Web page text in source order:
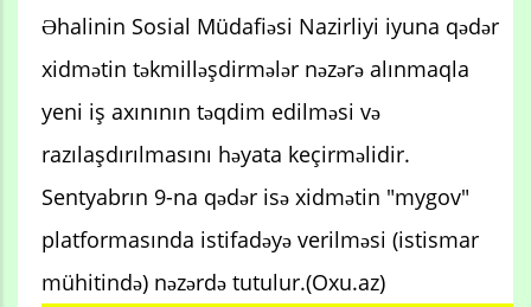
Əhalinin Sosial Müdafiəsi Nazirliyi iyuna qədər
xidmətin təkmilləşdirmələr nəzərə alınmaqla
yeni iş axınının təqdim edilməsi və
razılaşdırılmasını həyata keçirməlidir.
Sentyabrın 9-na qədər isə xidmətin "mygov"
platformasında istifadəyə verilməsi (istismar
mühitində) nəzərdə tutulur.(Oxu.az)